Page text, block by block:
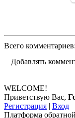
Всего комментариев:
Добавлять
WELCOME!
Приветствую Вас,
Регистрация | Вход
Платформа обратной